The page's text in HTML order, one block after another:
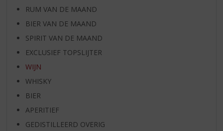
RUM VAN DE MAAND
BIER VAN DE MAAND
SPIRIT VAN DE MAAND
EXCLUSIEF TOPSLIJTER
WIJN
WHISKY
BIER
APERITIEF
GEDISTILLEERD OVERIG